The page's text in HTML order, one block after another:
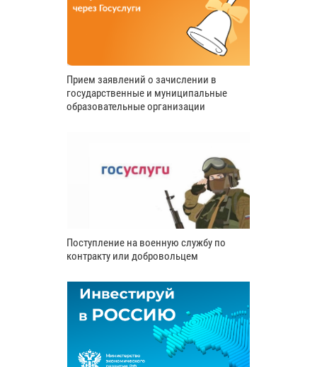
Прием заявлений о зачислении в
государственные и муниципальные
образовательные организации
Поступление на военную службу по
контракту или добровольцем